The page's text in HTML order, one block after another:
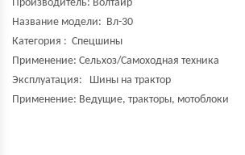
Производитель: Волтаир
Название модели: Вл-30
Категория : Спецшины
Применение: Сельхоз/Самоходная техника
Эксплуатация: Шины на трактор
Применение: Ведущие, тракторы, мотоблоки